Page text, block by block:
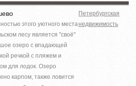
этого уютного места
лесу является "своё"
озеро с впадающей
речкой с пляжем и
для лодок. Озеро
карпом, также ловится
Петербургская
недвижимость